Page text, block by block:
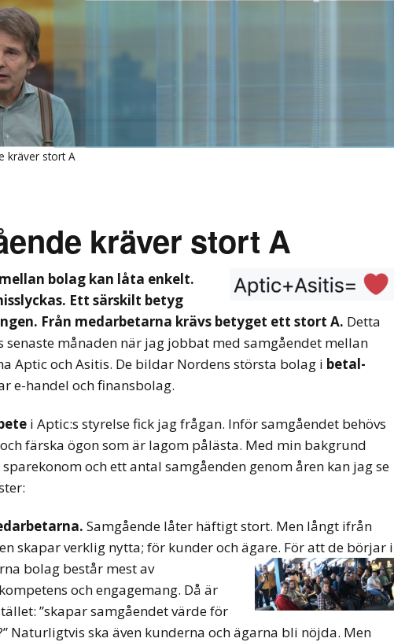
kräver stort A
kräver stort A
bolag kan låta enkelt.
Ett särskilt betyg
Från medarbetarna krävs betyget ett stort A. Detta
senaste månaden när jag jobbat med samgåendet mellan
Aptic och Asitis. De bildar Nordens största bolag i betal-
e-handel och finansbolag.
i Aptic:s styrelse fick jag frågan. Inför samgåendet behövs
färska ögon som är lagom pålästa. Med min bakgrund
och ett antal samgåenden genom åren kan jag se
Samgående låter häftigt stort. Men långt ifrån
skapar verklig nytta; för kunder och ägare. För att de börjar i
bolag består mest av
och engagemang. Då är
”skapar samgåendet värde för
Naturligtvis ska även kunderna och ägarna bli nöjda. Men